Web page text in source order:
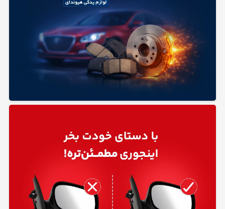
لوازم